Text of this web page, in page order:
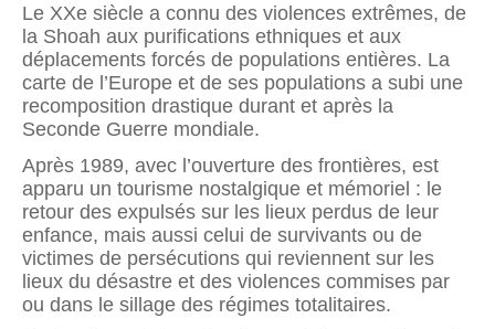
Le XXe siècle a connu des violences extrêmes, de
la Shoah aux purifications ethniques et aux
déplacements forcés de populations entières. La
carte de l’Europe et de ses populations a subi une
recomposition drastique durant et après la
Seconde Guerre mondiale.
Après 1989, avec l’ouverture des frontières, est
apparu un tourisme nostalgique et mémoriel : le
retour des expulsés sur les lieux perdus de leur
enfance, mais aussi celui de survivants ou de
victimes de persécutions qui reviennent sur les
lieux du désastre et des violences commises par
ou dans le sillage des régimes totalitaires.